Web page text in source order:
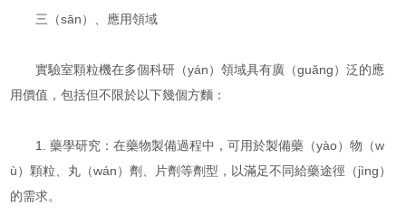
三（sān）、應用領域
實驗室顆粒機在多個科研（yán）領域具有廣（guǎng）泛的應
用價值，包括但不限於以下幾個方麵：
1. 藥學研究：在藥物製備過程中，可用於製備藥（yào）物（w
ù）顆粒、丸（wán）劑、片劑等劑型，以滿足不同給藥途徑（jìng）
的需求。